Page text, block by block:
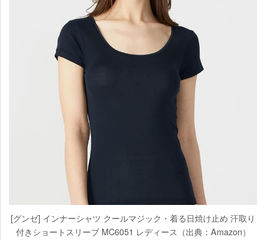
[グンゼ] インナーシャツ クールマジック・着る日焼け止め 汗取り
付きショートスリーブ MC6051 レディース（出典：Amazon）